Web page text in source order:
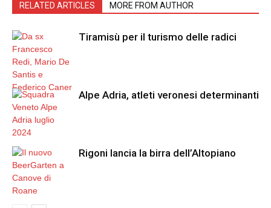
RELATED ARTICLES MORE FROM AUTHOR
Tiramisù per il turismo delle radici
Alpe Adria, atleti veronesi determinanti
Rigoni lancia la birra dell’Altopiano